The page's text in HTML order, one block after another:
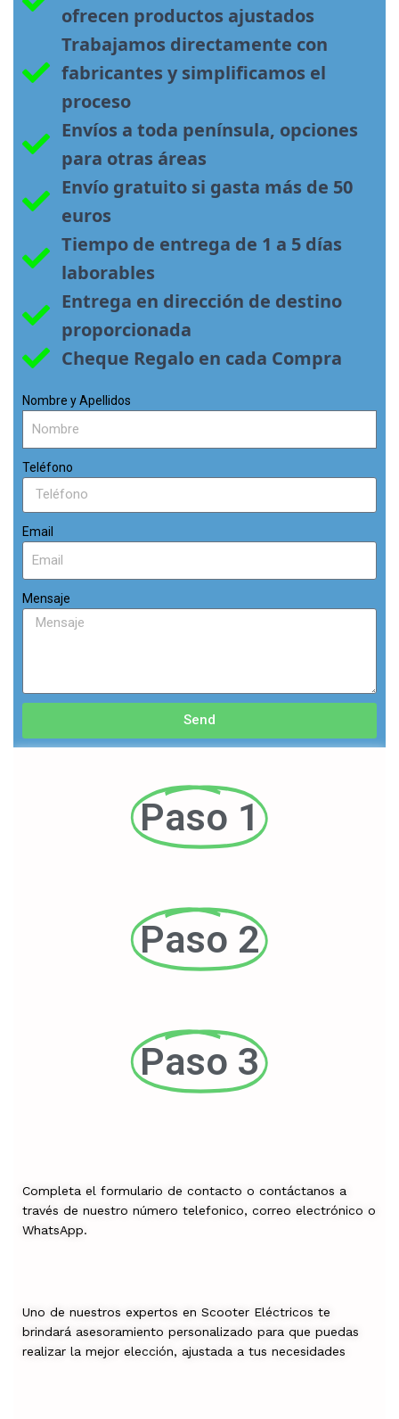
ofrecen productos ajustados
Trabajamos directamente con
fabricantes y simplificamos el
proceso
Envíos a toda península, opciones
para otras áreas
Envío gratuito si gasta más de 50
euros
Tiempo de entrega de 1 a 5 días
laborables
Entrega en dirección de destino
proporcionada
Cheque Regalo en cada Compra
Nombre y Apellidos
Teléfono
Email
Mensaje
Send
Paso 1
Paso 2
Paso 3
Completa el formulario de contacto o contáctanos a
través de nuestro número telefonico, correo electrónico o
WhatsApp.
Uno de nuestros expertos en Scooter Eléctricos te
brindará asesoramiento personalizado para que puedas
realizar la mejor elección, ajustada a tus necesidades